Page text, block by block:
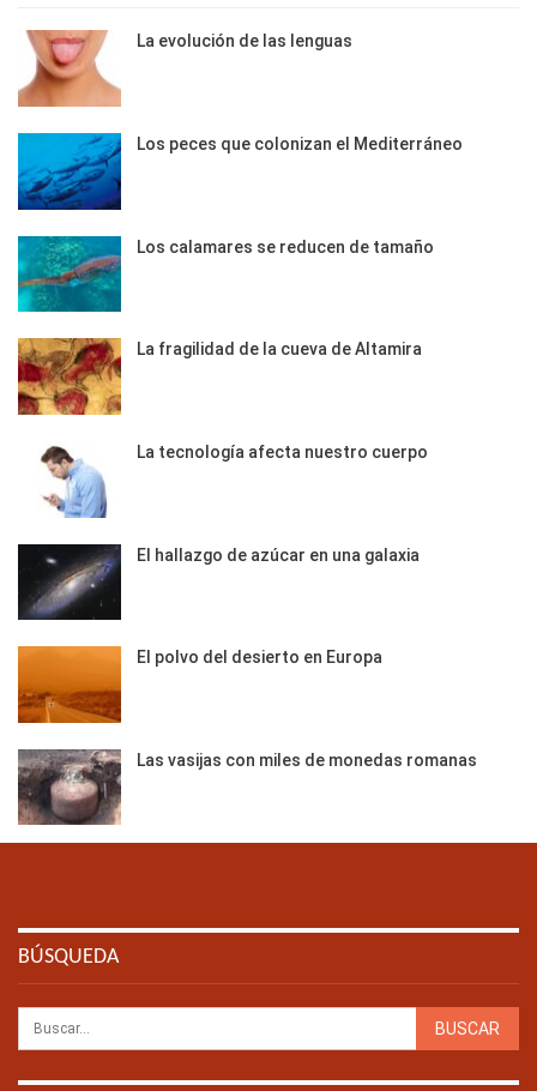
La evolución de las lenguas
Los peces que colonizan el Mediterráneo
Los calamares se reducen de tamaño
La fragilidad de la cueva de Altamira
La tecnología afecta nuestro cuerpo
El hallazgo de azúcar en una galaxia
El polvo del desierto en Europa
Las vasijas con miles de monedas romanas
BÚSQUEDA